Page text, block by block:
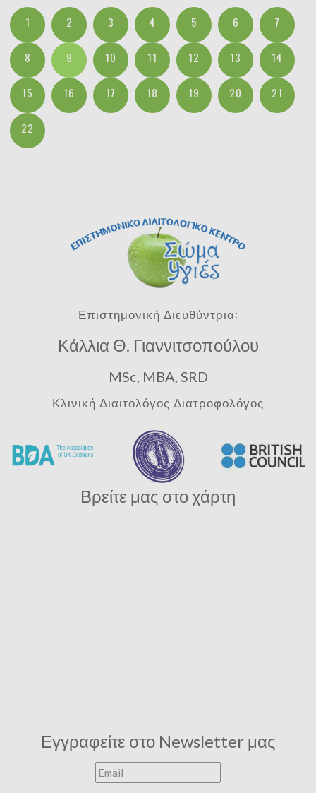
1 2 3 4 5 6 7
8 9 10 11 12 13 14
15 16 17 18 19 20 21
22
Επιστημονική Διευθύντρια:
Κάλλια Θ. Γιαννιτσοπούλου
MSc, MBA, SRD
Κλινική Διαιτολόγος Διατροφολόγος
Βρείτε μας στο χάρτη
Εγγραφείτε στο Newsletter μας